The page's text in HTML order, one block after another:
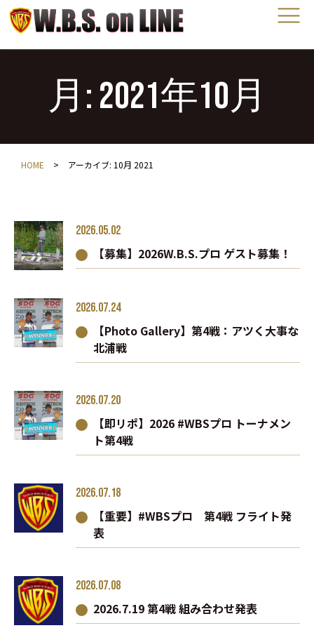
月: 2021年10月
HOME > アーカイブ: 10月 2021
2026.05.02
【募集】2026W.B.S.プロ ゲスト募集！
2026.07.24
【Photo Gallery】第4戦：アツく大事な
北浦戦
2026.07.20
【即リポ】2026 #WBSプロ トーナメン
ト第4戦
2026.07.18
【重要】#WBSプロ 第4戦 フライト発
表
2026.07.08
2026.7.19 第4戦 組み合わせ発表